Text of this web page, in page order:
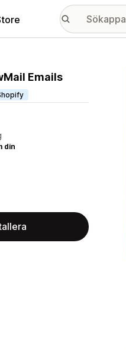
Emails
din